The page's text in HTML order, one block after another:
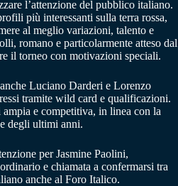
l’attenzione del pubblico italiano.
più interessanti sulla terra rossa,
al meglio variazioni, talento e
romano e particolarmente atteso dal
il torneo con motivazioni speciali.
Luciano Darderi e Lorenzo
tramite wild card e qualificazioni.
e competitiva, in linea con la
degli ultimi anni.
per Jasmine Paolini,
e chiamata a confermarsi tra
anche al Foro Italico.